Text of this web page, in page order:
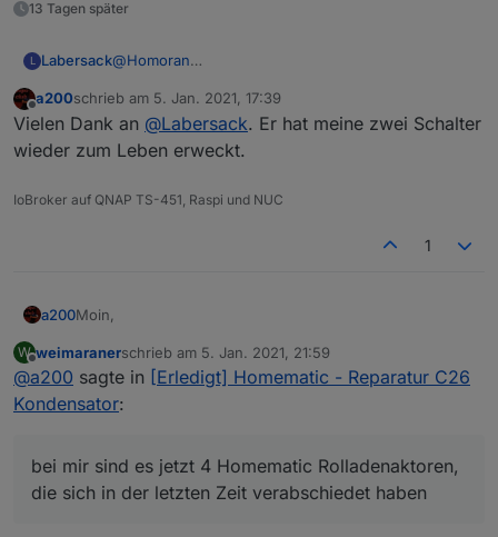
13 Tagen später
L Labersack@Homoran
Gab's mal vor Jahren bei Amazon für ich glaube
100-150€.
Aber was mir das Ärger & Zeit erspart hat, war es
Reparatur geschenkt bekommen habe. ;-) )
Offline
a200schrieb am 5. Jan. 2021, 17:39
zuletzt editiert von
Vielen Dank an @Labersack. Er hat meine zwei Schalter
wieder zum Leben erweckt.
IoBroker auf QNAP TS-451, Raspi und NUC
1
a200Moin,
bei mir sind es jetzt 4 Homematic Rolladenaktoren, die
sich in der letzten Zeit verabschiedet haben. Es ist immer
die gleiche Krankheit. Es liegt an dem C26 Kondensator,
habe ich den C26 ausgetauscht und das Teil läuft wieder
problemlos. Die Fummelei, aufgrund meiner Augen, war
jedoch so stressig, dass ich es mir nochmal antun will.
W
Offline
weimaranerschrieb am 5. Jan. 2021, 21:59
zuletzt editiert von
@a200 sagte in [Erledigt] Homematic - Reparatur C26
Kondensator:
bei mir sind es jetzt 4 Homematic Rolladenaktoren,
die sich in der letzten Zeit verabschiedet haben